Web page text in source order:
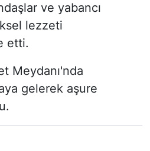
ve yabancı
lezzeti
etti.
Meydanı'nda
gelerek aşure